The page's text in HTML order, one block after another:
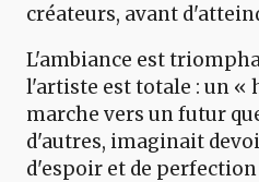
créateurs, avant
L'ambiance est
l'artiste est totale : un «
marche vers un futur
d'autres, imaginait
d'espoir et de